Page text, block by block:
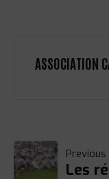
ASSOCIATION
Previous
Les